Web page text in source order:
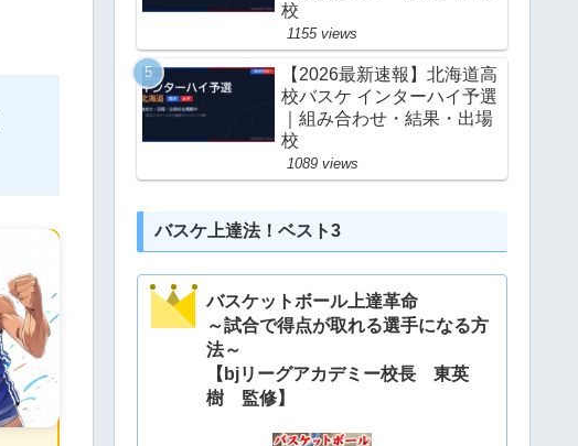
校
1155 views
【2026最新速報】北海道高
校バスケ インターハイ予選
｜組み合わせ・結果・出場
校
1089 views
バスケ上達法！ベスト3
バスケットボール上達革命
～試合で得点が取れる選手になる方
法～
【bjリーグアカデミー校長 東英
樹 監修】